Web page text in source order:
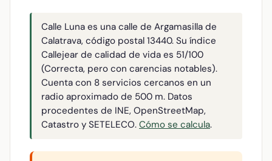
Calle Luna es una calle de Argamasilla de
Calatrava, código postal 13440. Su índice
Callejear de calidad de vida es 51/100
(Correcta, pero con carencias notables).
Cuenta con 8 servicios cercanos en un
radio aproximado de 500 m. Datos
procedentes de INE, OpenStreetMap,
Catastro y SETELECO. Cómo se calcula.